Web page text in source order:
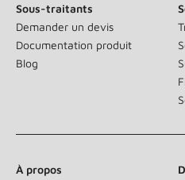
Sous-traitants
Demander un devis
Documentation produit
Blog
À propos